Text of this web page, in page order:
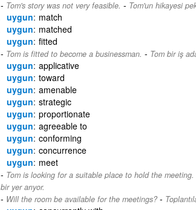
Tom's story was not very feasible. - Tom'un hikayesi
uygun match
uygun matched
uygun fitted
Tom is fitted to become a businessman. - Tom bir iş
uygun applicative
uygun toward
uygun amenable
uygun strategic
uygun proportionate
uygun agreeable to
uygun conforming
uygun concurrence
uygun meet
Tom is looking for a suitable place to hold the meeting.
bir yer arıyor.
Will the room be available for the meetings?-